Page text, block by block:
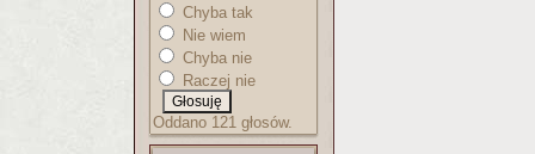
Chyba tak
Nie wiem
Chyba nie
Raczej nie
Oddano 121 głosów.